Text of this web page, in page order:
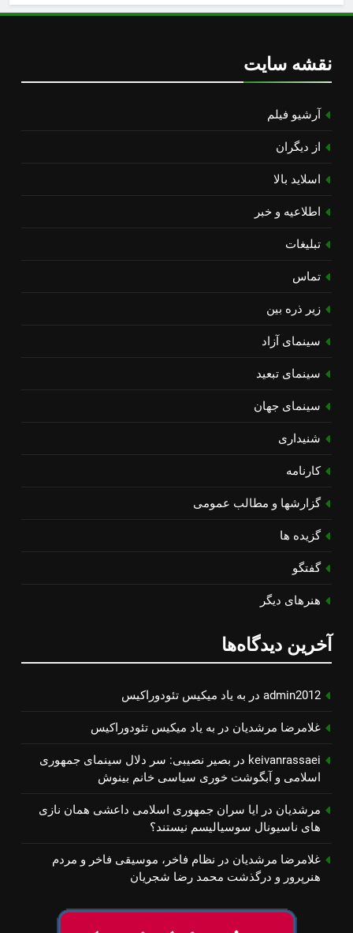
نقشه سایت
آرشیو فیلم
از دیگران
اسلاید بالا
اطلاعیه و خبر
تبلیغات
تماس
زیر ذره بین
سینمای آزاد
سینمای تبعید
سینمای جهان
شنیداری
کارنامه
گزارشها و مطالب عمومی
گزیده ها
گفتگو
هنرهای دیگر
آخرین دیدگاه‌ها
admin2012 در به یاد میكیس تئودوراكیس
غلامرضا مرشدیان در به یاد میكیس تئودوراكیس
keivanrassaei در بصیر نصیبی: سر دلال سینمای جمهوری
اسلامی و آبگوشت خوری سیاسی خانم بینوش
مرشدیان در ایا سران جمهوری اسلامی داعشی همان نازی
های ناسیونال سوسیالیسم نیستند؟
غلامرضا مرشدیان در نظام فاخر، موسیقی فاخر و مردم
هنرپرور و درگذشت محمد رضا شجریان